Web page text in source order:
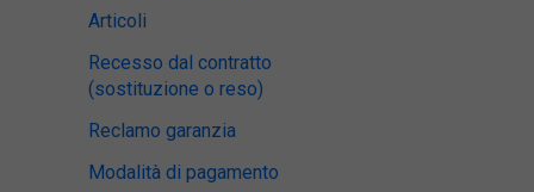
Articoli
Recesso dal contratto
(sostituzione o reso)
Reclamo garanzia
Modalità di pagamento